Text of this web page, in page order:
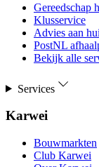
Gereedschap
Klusservice
Advies aan
PostNL
Bekijk alle
Services
Karwei
Bouwmarkten
Club Karwei